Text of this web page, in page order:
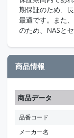
期保証のため、
最適です。また
のため、NASと
商品情報
商品データ
品番コード
メーカー名